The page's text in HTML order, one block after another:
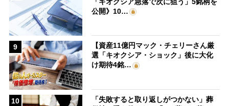
公開》10…
9
【資産11億円マック・チェリーさん厳
選「キオクシア・ショック」後に大化
け期待4銘…
10
「失敗すると取り返しがつかない」葬